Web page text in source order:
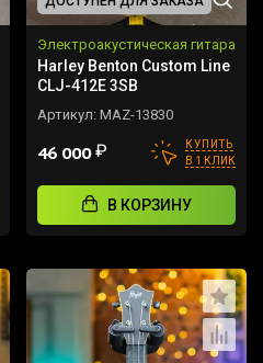
Электроакустическая гитара
Harley Benton Custom Line
CLJ-412E 3SB
Артикул: MAZ-13830
46 000₽
КУПИТЬ
В 1 КЛИК
В КОРЗИНУ